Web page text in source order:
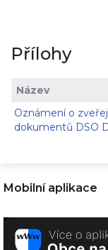
Přílohy
Název
Oznámení o
dokumentů DSO
Mobilní aplikace